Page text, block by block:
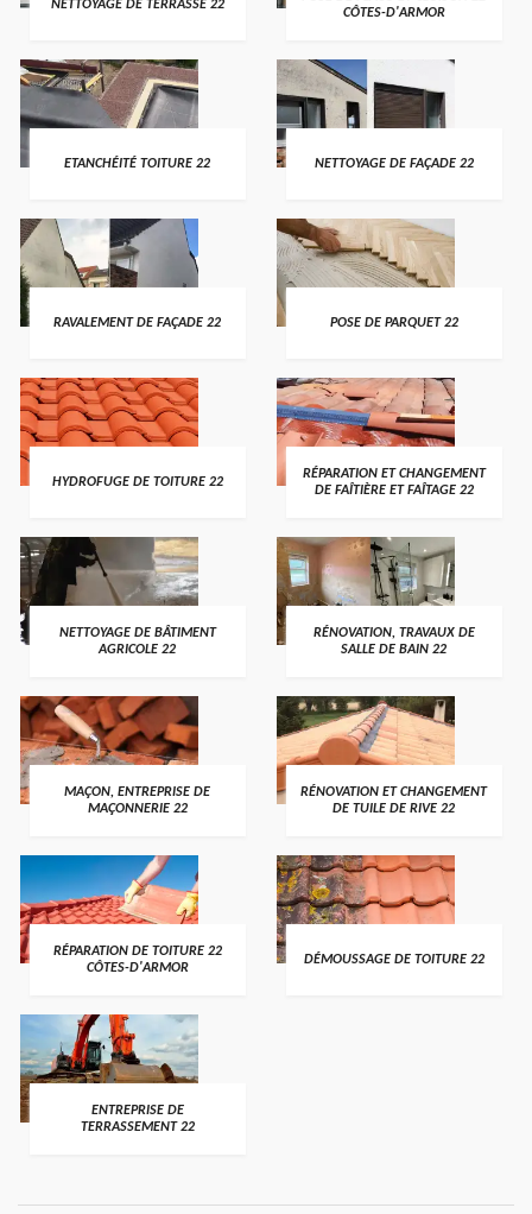
NETTOYAGE DE TERRASSE 22
CÔTES-D'ARMOR
ETANCHÉITÉ TOITURE 22 NETTOYAGE DE FAÇADE 22
RAVALEMENT DE FAÇADE 22 POSE DE PARQUET 22
HYDROFUGE DE TOITURE 22
RÉPARATION ET CHANGEMENT
DE FAÎTIÈRE ET FAÎTAGE 22
NETTOYAGE DE BÂTIMENT
AGRICOLE 22
RÉNOVATION, TRAVAUX DE
SALLE DE BAIN 22
MAÇON, ENTREPRISE DE
MAÇONNERIE 22
RÉNOVATION ET CHANGEMENT
DE TUILE DE RIVE 22
RÉPARATION DE TOITURE 22
CÔTES-D'ARMOR
DÉMOUSSAGE DE TOITURE 22
ENTREPRISE DE
TERRASSEMENT 22